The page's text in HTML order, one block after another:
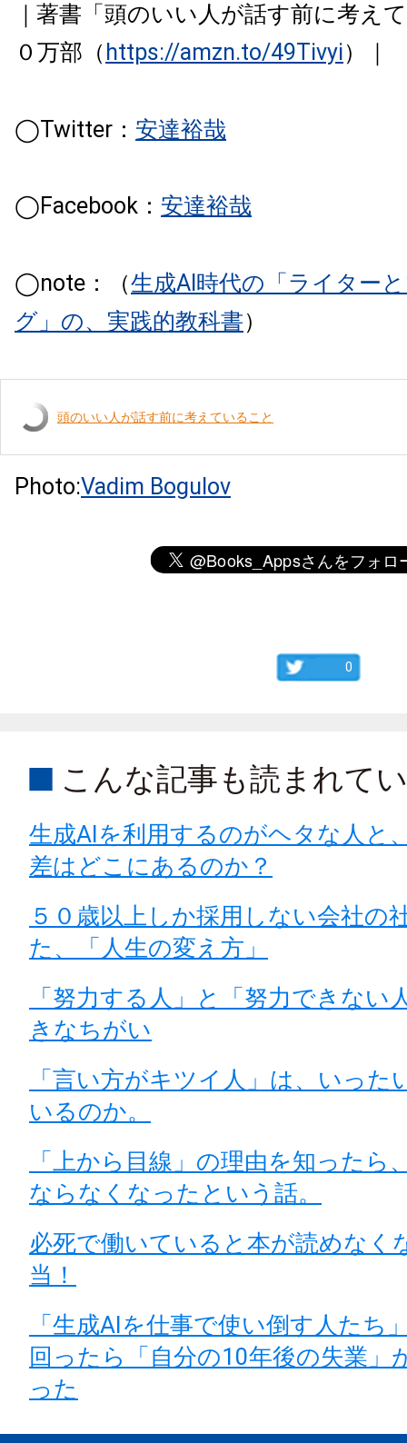
｜著書「頭のいい人が話す前に考え
０万部（ https://amzn.to/49Tivyi）｜
◯Twitter： 安達裕哉
◯Facebook： 安達裕哉
◯note：（生成AI時代の「ライター
グ」の、実践的教科書）
頭のいい人が話す前に考えていること
Photo:Vadim Bogulov
0
こんな記事も読まれて
生成AIを利用するのがヘタな人と
差はどこにあるのか？
５０歳以上しか採用しない会社の
た、「人生の変え方」
「努力する人」と「努力できない
きなちがい
「言い方がキツイ人」は、いった
いるのか。
「上から目線」の理由を知ったら
ならなくなったという話。
必死で働いていると本が読めなく
当！
「生成AIを仕事で使い倒す人たち
回ったら「自分の10年後の失業」
った